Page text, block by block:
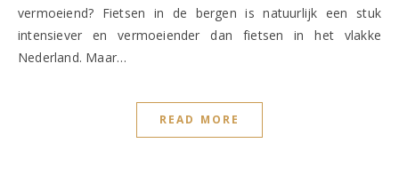
vermoeiend? Fietsen in de bergen is natuurlijk een stuk
intensiever en vermoeiender dan fietsen in het vlakke
Nederland. Maar…
READ MORE